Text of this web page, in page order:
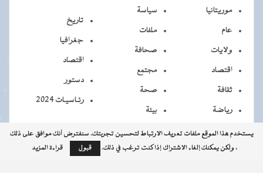
موريتانيا
عام
ولايات
اقتصاد
ثقافة
رياضة
سياسة
ملفات
صحافة
مجتمع
صحة
بيئة
تاريخ
جغرافيا
اقتصاد
دستور
رئـاسيـات 2024
يستخدم هذا الموقع ملفات تعريف الارتباط لتحسين تجربتك. سنفترض أنك موافق على ذلك
، ولكن يمكنك إلغاء الاشتراك إذا كنت ترغب في ذلك.
قبول قراءة المزيد